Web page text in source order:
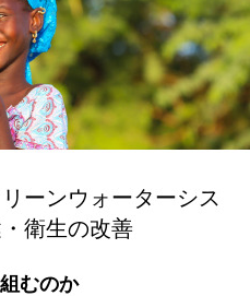
ーンウォーターシス
衛生の改善
むのか